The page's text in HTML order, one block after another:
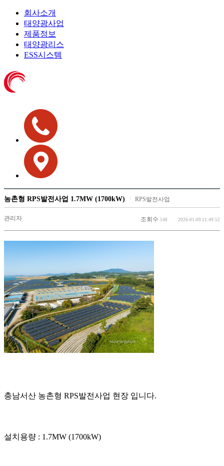
회사소개
태양광사업
제품정보
태양광리스
ESS시스템
농촌형 RPS발전사업 1.7MW (1700kW) RPS발전사업
관리자 조회수 548 2026-01-09 11:49:52
충남서산 농촌형 RPS발전사업 현장 입니다.
설치용량 : 1.7MW (1700kW)